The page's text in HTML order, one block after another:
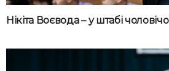
Нікіта Воєвода – у штабі